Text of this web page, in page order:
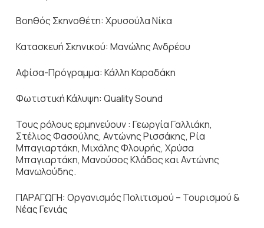
Βοηθός Σκηνοθέτη: Χρυσούλα Νίκα
Κατασκευή Σκηνικού: Μανώλης Ανδρέου
Αφίσα-Πρόγραμμα: Κάλλη Καραδάκη
Φωτιστική Κάλυψη: Quality Sound
Τους ρόλους ερμηνεύουν : Γεωργία Γαλλιάκη,
Στέλιος Φασούλης, Αντώνης Ρισσάκης, Ρία
Μπαγιαρτάκη, Μιχάλης Φλουρής, Χρύσα
Μπαγιαρτάκη, Μανούσος Κλάδος και Αντώνης
Μανωλούδης.
ΠΑΡΑΓΩΓΗ: Οργανισμός Πολιτισμού – Τουρισμού &
Νέας Γενιάς